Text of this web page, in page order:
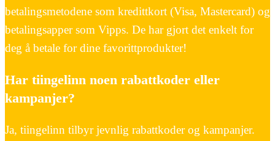
betalingsmetodene som kredittkort (Visa, Mastercard) og
betalingsapper som Vipps. De har gjort det enkelt for
deg å betale for dine favorittprodukter!
Har tiingelinn noen rabattkoder eller
kampanjer?
Ja, tiingelinn tilbyr jevnlig rabattkoder og kampanjer.